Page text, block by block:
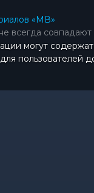
«МВ»
всегда
могут
пользователей